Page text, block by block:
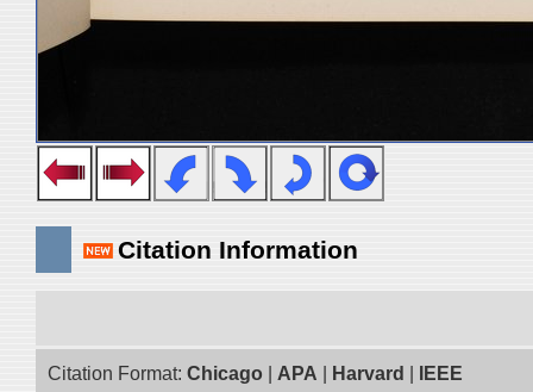
Citation Information
Citation Format: Chicago APA Harvard IEEE